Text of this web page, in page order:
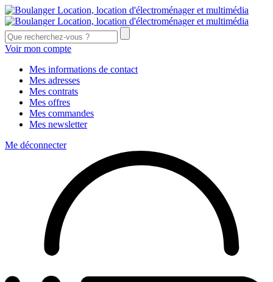
Voir mon compte
Mes informations de contact
Mes adresses
Mes contrats
Mes offres
Mes commandes
Mes newsletter
Me déconnecter